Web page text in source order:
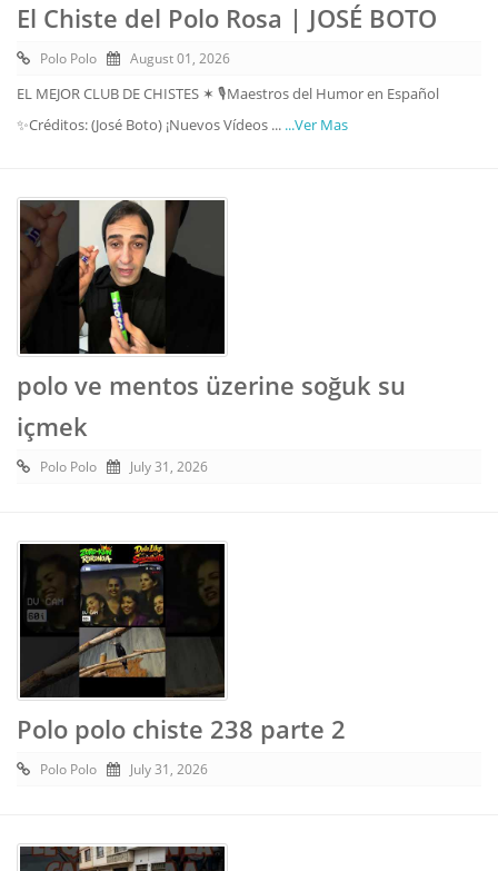
El Chiste del Polo Rosa | JOSÉ BOTO
Polo Polo August 01, 2026
EL MEJOR CLUB DE CHISTES ✶ 🎙️Maestros del Humor en Español
✨Créditos: (José Boto) ¡Nuevos Vídeos ... ...Ver Mas
polo ve mentos üzerine soğuk su
içmek
Polo Polo July 31, 2026
Polo polo chiste 238 parte 2
Polo Polo July 31, 2026